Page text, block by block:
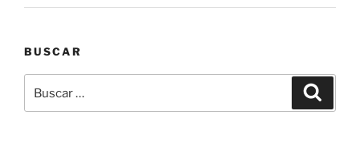
BUSCAR
por: